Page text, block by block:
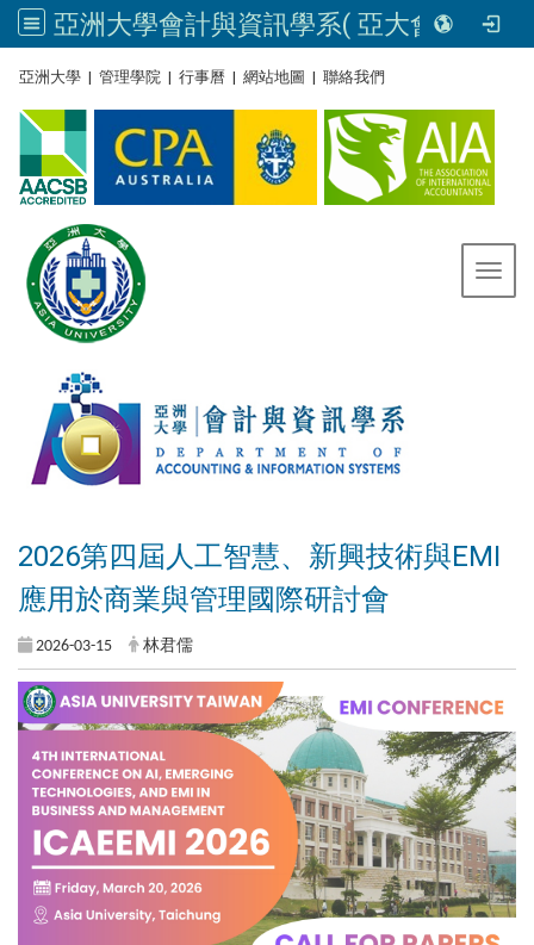
亞洲大學會計與資訊學系( 亞大會資系官網) | Asia University, Taiwan
亞洲大學 | 管理學院 | 行事曆 | 網站地圖 | 聯絡我們
2026第四屆人工智慧、新興技術與EMI
應用於商業與管理國際研討會
2026-03-15 林君儒